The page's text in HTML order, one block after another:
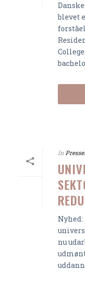
blevet
In
Nyhed:
nu